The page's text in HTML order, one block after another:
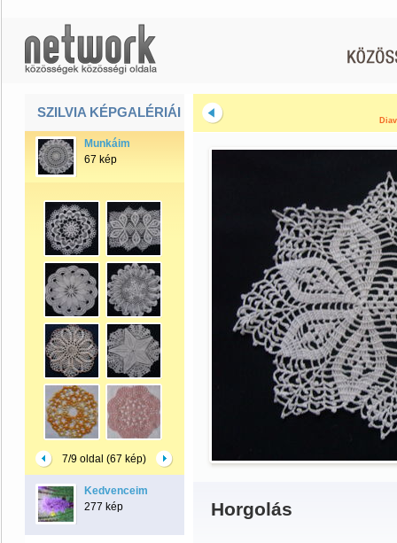
SZILVIA KÉPGALÉRIÁI
Munkáim
67 kép
7/9 oldal (67 kép)
Kedvenceim
277 kép
Horgolás